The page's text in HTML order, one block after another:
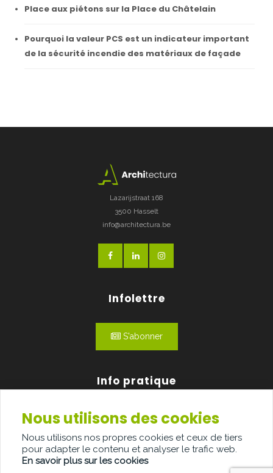
Place aux piétons sur la Place du Châtelain
Pourquoi la valeur PCS est un indicateur important
de la sécurité incendie des matériaux de façade
Lazarijstraat 168
3500 Hasselt
info@architectura.be
Infolettre
S'abonner
Info pratique
Qui sommes-nous?
Publicité
Contact
Nous utilisons des cookies
Nous utilisons nos propres cookies et ceux de tiers
pour adapter le contenu et analyser le trafic web.
En savoir plus sur les cookies